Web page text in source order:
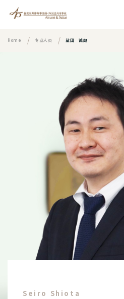
Home 专业人员 盐田 诚朗
Seiro Shiota